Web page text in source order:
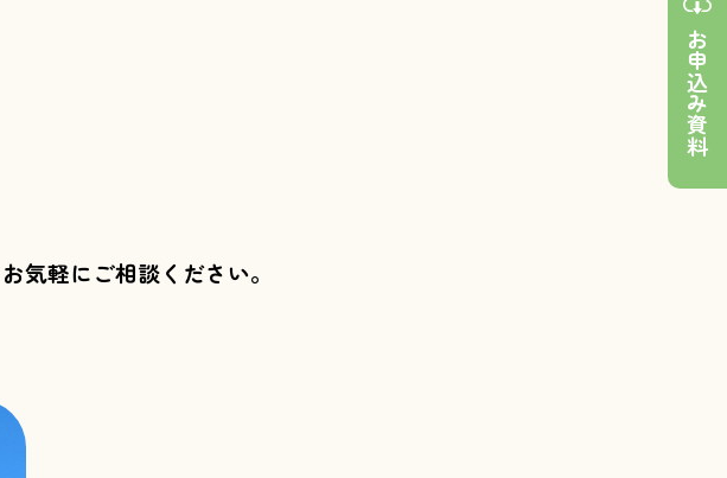
お気軽にご相談ください。
お申込み資料